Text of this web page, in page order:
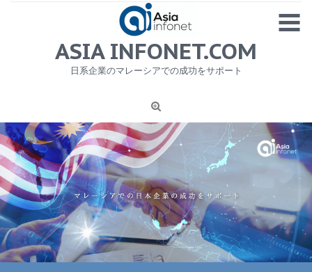
MENU
1
ニュース
労務サービス
プライバシーポリシー及び著作権について
お問合せ
ASIA INFONET.COM
日系企業のマレーシアでの成功をサポート